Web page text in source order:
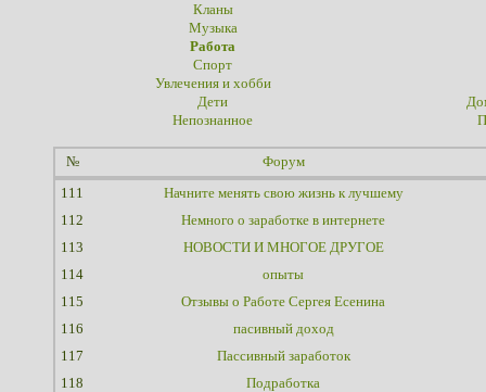
Кланы
Музыка
Работа
Спорт
Увлечения и хобби
Дети
Непознанное
№ Форум
111
Начните менять свою жизнь к лучшему
112
Немного о заработке в интернете
113
НОВОСТИ И МНОГОЕ ДРУГОЕ
114
опыты
115
Отзывы о Работе Сергея Есенина
116
пасивный доход
117
Пассивный заработок
118
Подработка